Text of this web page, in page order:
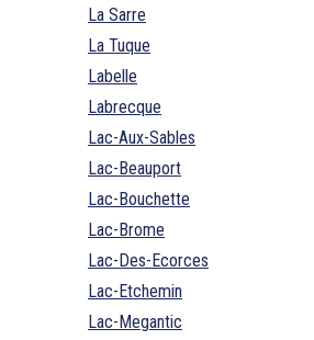
La Sarre
La Tuque
Labelle
Labrecque
Lac-Aux-Sables
Lac-Beauport
Lac-Bouchette
Lac-Brome
Lac-Des-Ecorces
Lac-Etchemin
Lac-Megantic